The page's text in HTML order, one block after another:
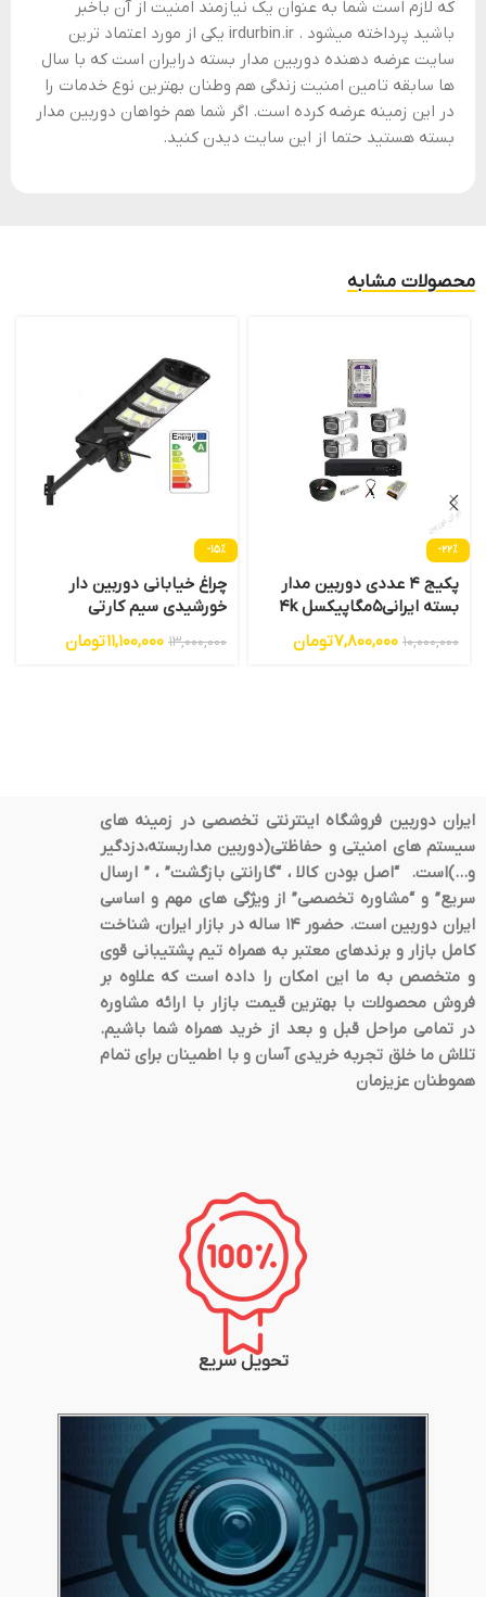
که لازم است شما به عنوان یک نیازمند امنیت از آن باخبر
باشید پرداخته میشود . irdurbin.ir یکی از مورد اعتماد ترین
سایت عرضه دهنده دوربین مدار بسته درایران است که با سال
ها سابقه تامین امنیت زندگی هم وطنان بهترین نوع خدمات را
در این زمینه عرضه کرده است. اگر شما هم خواهان دوربین مدار
بسته هستید حتما از این سایت دیدن کنید.
محصولات مشابه
-22%
پکیج 4 عددی دوربین مدار
بسته ایرانی5مگاپیکسل 4k
پلاک خوان تشخیص چهره
10,000,000
7,800,000تومان
-15%
چراغ خیابانی دوربین دار
خورشیدی سیم کارتی
13,000,000
11,100,000تومان
ایران دوربین فروشگاه اینترنتی تخصصی در زمینه های
سیستم های امنیتی و حفاظتی(دوربین مداربسته،دزدگیر
و…)است. “اصل بودن کالا ، “گارانتی بازگشت” ، ” ارسال
سریع” و “مشاوره تخصصی” از ویژگی های مهم و اساسی
ایران دوربین است. حضور 14 ساله در بازار ایران، شناخت
کامل بازار و برندهای معتبر به همراه تیم پشتیبانی قوی
و متخصص به ما این امکان را داده است که علاوه بر
فروش محصولات با بهترین قیمت بازار با ارائه مشاوره
در تمامی مراحل قبل و بعد از خرید همراه شما باشیم.
تلاش ما خلق تجربه خریدی آسان و با اطمینان برای تمام
هموطنان عزیزمان
تحویل سریع